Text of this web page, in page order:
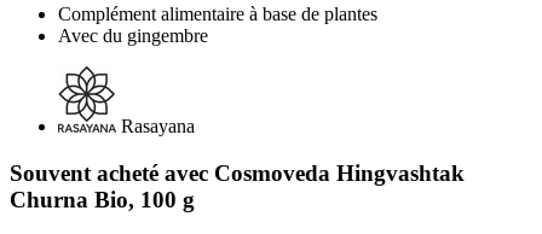
Complément alimentaire à base de plantes
Avec du gingembre
Rasayana
Souvent acheté avec Cosmoveda Hingvashtak
Churna Bio, 100 g